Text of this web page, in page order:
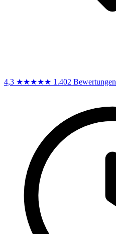
4,3 ★★★★★ 1.402 Bewertungen